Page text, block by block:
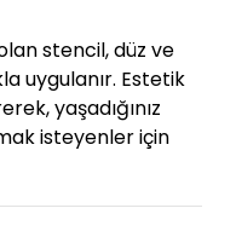
stencil, düz ve
uygulanır. Estetik
yaşadığınız
isteyenler için